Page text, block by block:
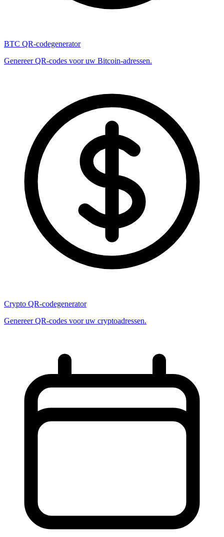
BTC QR-codegenerator
Genereer QR-codes voor uw Bitcoin-adressen.
Crypto QR-codegenerator
Genereer QR-codes voor uw cryptoadressen.